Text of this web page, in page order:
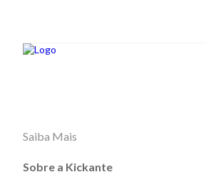
Saiba Mais
Sobre a Kickante